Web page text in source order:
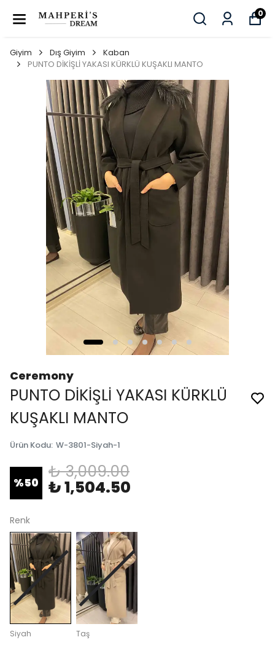
0
Giyim Dış Giyim
Kaban
PUNTO DİKİŞLİ YAKASI KÜRKLÜ KUŞAKLI MANTO
Ceremony
PUNTO DİKİŞLİ YAKASI KÜRKLÜ
KUŞAKLI MANTO
Ürün Kodu: W-3801-Siyah-1
%50
₺ 3,009.00
₺ 1,504.50
Renk
Siyah Taş